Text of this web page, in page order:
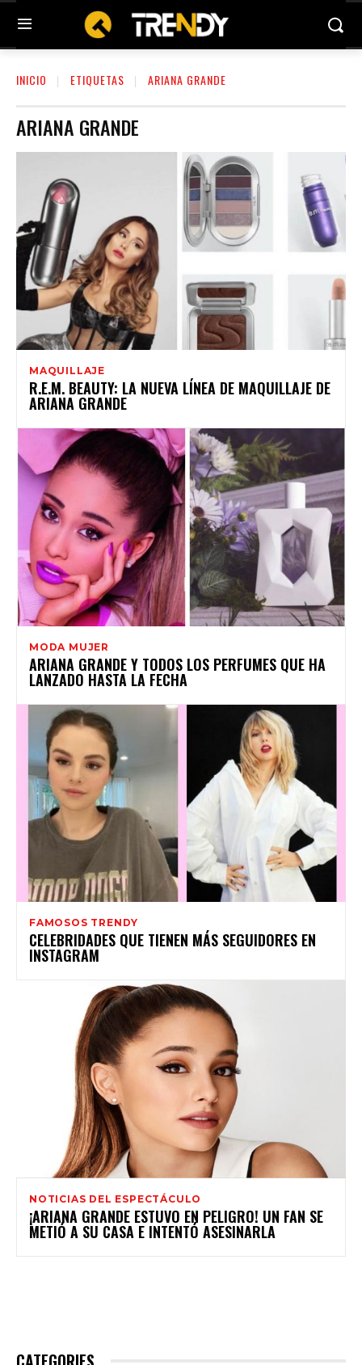
INICIO ETIQUETAS ARIANA GRANDE
ARIANA GRANDE
MAQUILLAJE
R.E.M. BEAUTY: LA NUEVA LÍNEA DE MAQUILLAJE DE
ARIANA GRANDE
MODA MUJER
ARIANA GRANDE Y TODOS LOS PERFUMES QUE HA
LANZADO HASTA LA FECHA
FAMOSOS TRENDY
CELEBRIDADES QUE TIENEN MÁS SEGUIDORES EN
INSTAGRAM
NOTICIAS DEL ESPECTÁCULO
¡ARIANA GRANDE ESTUVO EN PELIGRO! UN FAN SE
METIÓ A SU CASA E INTENTÓ ASESINARLA